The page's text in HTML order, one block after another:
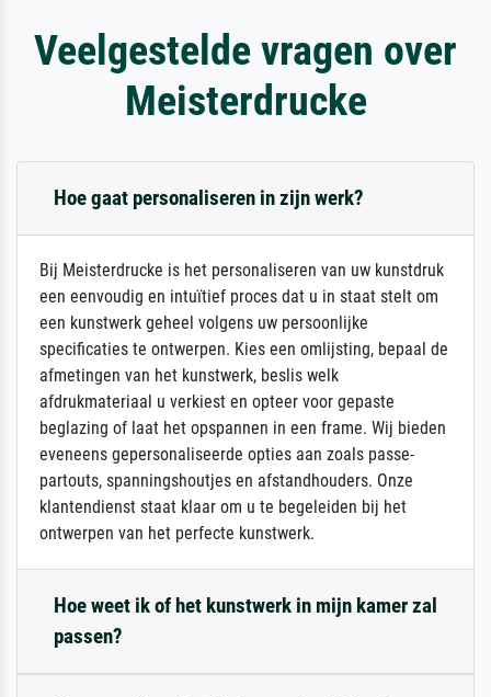
Veelgestelde vragen over
Meisterdrucke
Hoe gaat personaliseren in zijn werk?
Bij Meisterdrucke is het personaliseren van uw kunstdruk
een eenvoudig en intuïtief proces dat u in staat stelt om
een kunstwerk geheel volgens uw persoonlijke
specificaties te ontwerpen. Kies een omlijsting, bepaal de
afmetingen van het kunstwerk, beslis welk
afdrukmateriaal u verkiest en opteer voor gepaste
beglazing of laat het opspannen in een frame. Wij bieden
eveneens gepersonaliseerde opties aan zoals passe-
partouts, spanningshoutjes en afstandhouders. Onze
klantendienst staat klaar om u te begeleiden bij het
ontwerpen van het perfecte kunstwerk.
Hoe weet ik of het kunstwerk in mijn kamer zal
passen?